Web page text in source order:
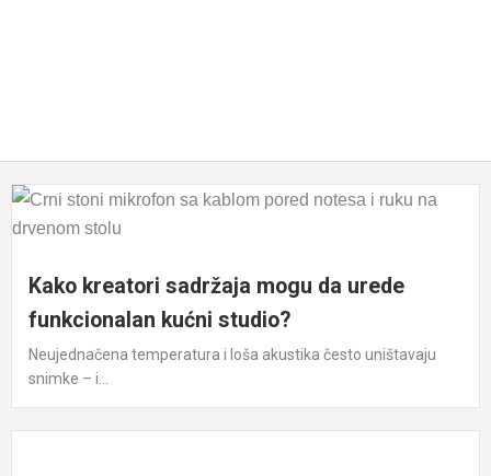
Kako kreatori sadržaja mogu da urede
funkcionalan kućni studio?
Neujednačena temperatura i loša akustika često uništavaju
snimke – i...